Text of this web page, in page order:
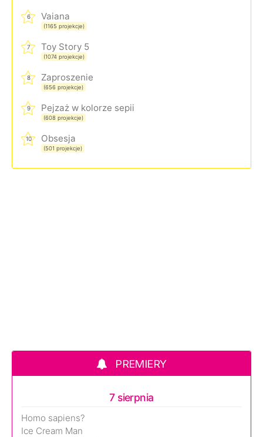
6 Vaiana
(1165 projekcje)
7 Toy Story 5
(1074 projekcje)
8 Zaproszenie
(656 projekcje)
9 Pejzaż w kolorze sepii
(608 projekcje)
10 Obsesja
(501 projekcje)
PREMIERY
7 sierpnia
Homo sapiens?
Ice Cream Man